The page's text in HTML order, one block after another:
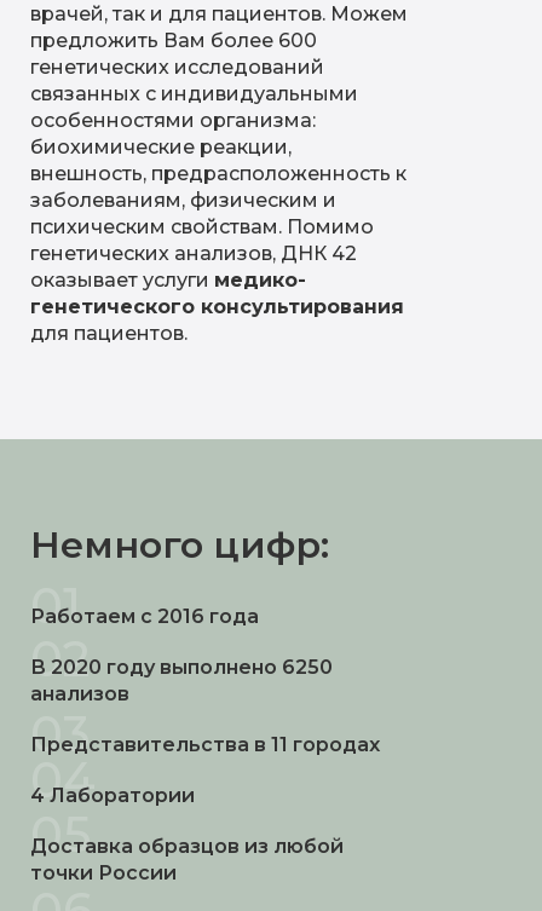
врачей, так и для пациентов. Можем
предложить Вам более 600
генетических исследований
связанных с индивидуальными
особенностями организма:
биохимические реакции,
внешность, предрасположенность к
заболеваниям, физическим и
психическим свойствам. Помимо
генетических анализов, ДНК 42
оказывает услуги медико-
генетического консультирования
для пациентов.
05
04
03
02
01
Работаем с 2016 года
В 2020 году выполнено 6250
анализов
Представительства в 11 городах
Доставка образцов из любой
точки России
Немного цифр:
4 Лаборатории